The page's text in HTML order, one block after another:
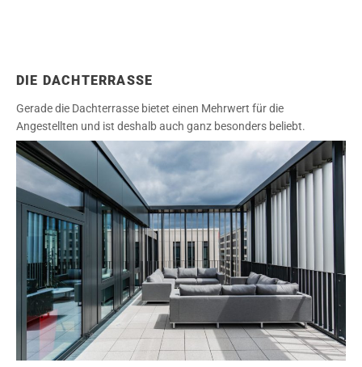
DIE DACHTERRASSE
Gerade die Dachterrasse bietet einen Mehrwert für die
Angestellten und ist deshalb auch ganz besonders beliebt.